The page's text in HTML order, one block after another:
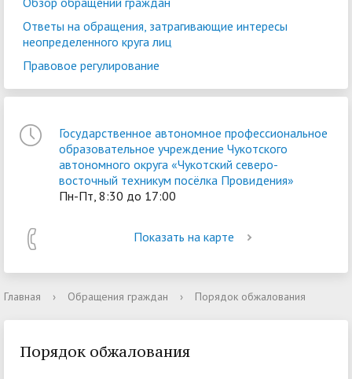
Ответы на обращения, затрагивающие интересы
неопределенного круга лиц
Правовое регулирование
Государственное автономное профессиональное
образовательное учреждение Чукотского
автономного округа «Чукотский северо-
восточный техникум посёлка Провидения»
Пн-Пт, 8:30 до 17:00
Показать на карте
Главная › Обращения граждан › Порядок обжалования
Порядок обжалования